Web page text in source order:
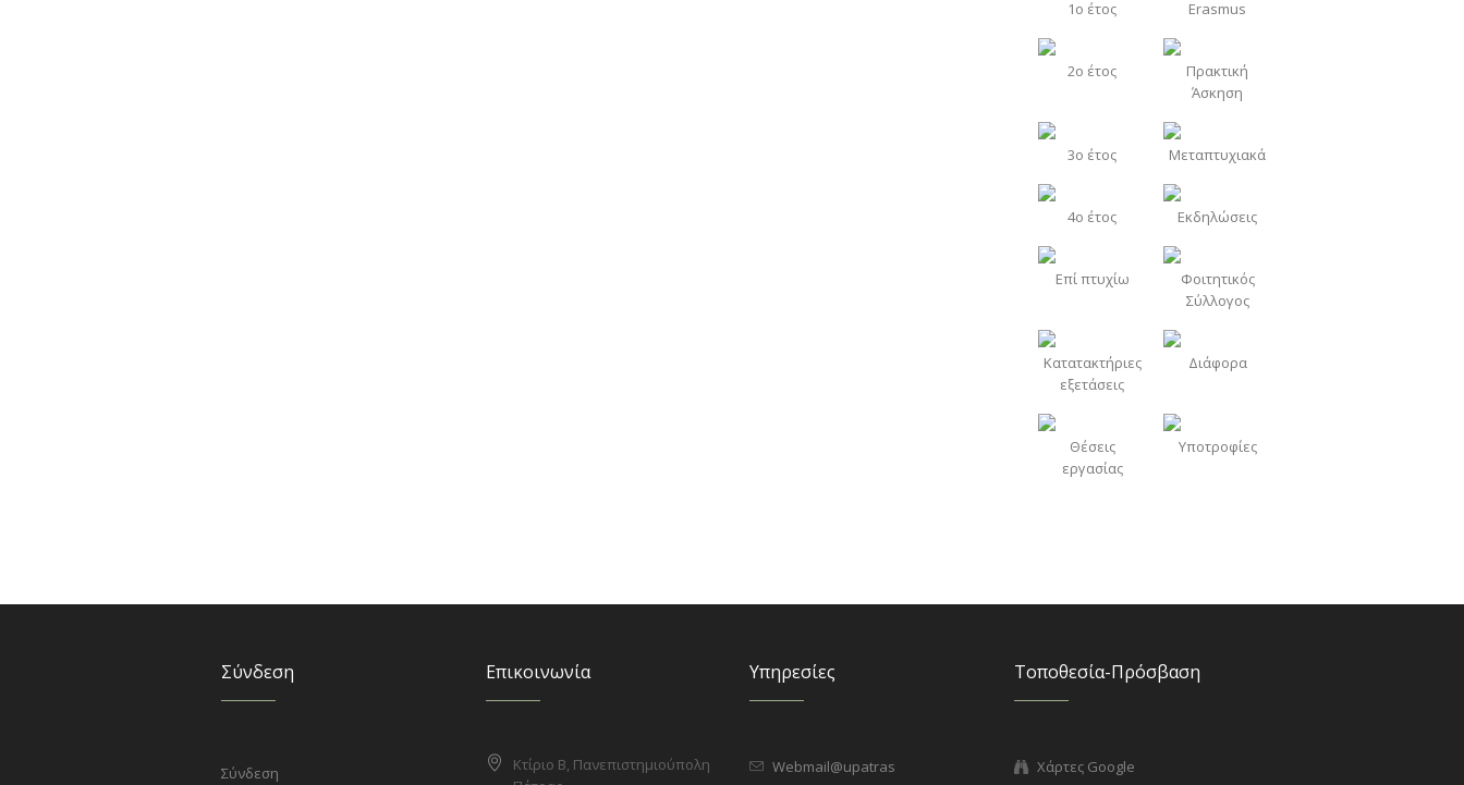
1o έτος Erasmus
2o έτος
Πρακτική
Άσκηση
3o έτος Μεταπτυχιακά
4o έτος Εκδηλώσεις
Επί πτυχίω
Φοιτητικός
Σύλλογος
Κατατακτήριες
εξετάσεις
Διάφορα
Θέσεις
εργασίας
Υποτροφίες
Σύνδεση
Σύνδεση
Επικοινωνία
Κτίριο Β, Πανεπιστημιούπολη
Υπηρεσίες
Webmail@upatras
Τοποθεσία-Πρόσβαση
Χάρτες Google